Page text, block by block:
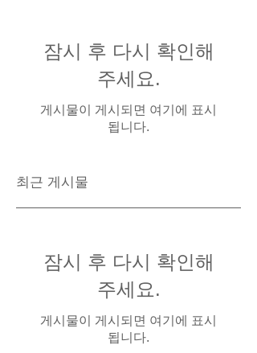
잠시 후 다시 확인해
주세요.
게시물이 게시되면 여기에 표시
됩니다.
최근 게시물
잠시 후 다시 확인해
주세요.
게시물이 게시되면 여기에 표시
됩니다.